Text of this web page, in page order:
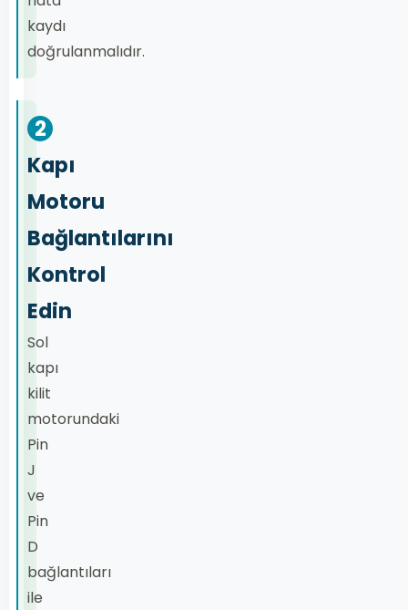
kaydı
doğrulanmalıdır.
2
Kapı
Motoru
Bağlantılarını
Kontrol
Edin
Sol
kapı
kilit
motorundaki
Pin
J
ve
Pin
D
bağlantıları
ile